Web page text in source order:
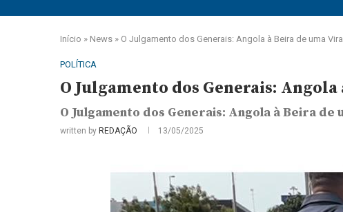
Início » News » O Julgamento dos Generais: Angola à Beira de uma
POLÍTICA
O Julgamento dos Generais:
O Julgamento dos Generais: Angola à Beira
written by REDAÇÃO 13/05/2025